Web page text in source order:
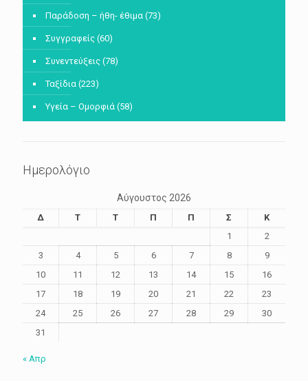
Παράδοση – ήθη- έθιμα (73)
Συγγραφείς (60)
Συνεντεύξεις (78)
Ταξίδια (223)
Υγεία – Ομορφιά (58)
Ημερολόγιο
Αύγουστος 2026
Δ Τ Τ Π Π Σ
Κ
1
2
3
4 5 6 7 8
9
10
11 12 13 14 15
16
17
18 19 20 21 22
23
24
25 26 27 28 29
30
31
« Απρ